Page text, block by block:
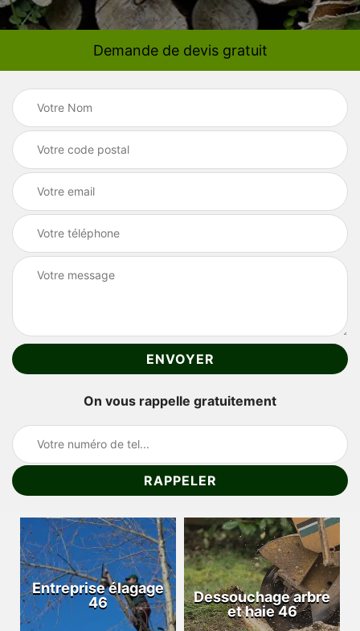
Demande de devis gratuit
On vous rappelle gratuitement
Entreprise élagage
46
Dessouchage arbre
et haie 46